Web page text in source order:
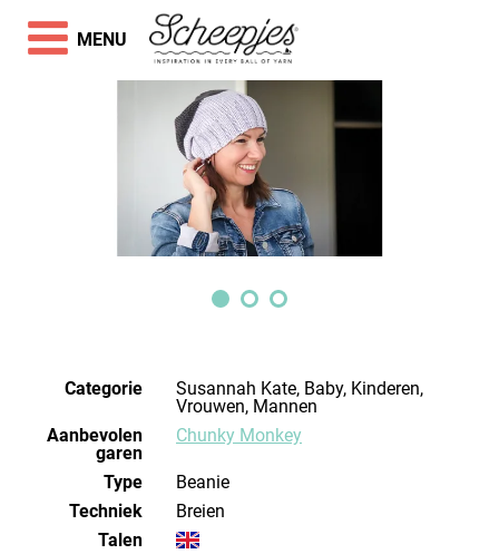
Categorie
Susannah Kate, Baby, Kinderen,
Vrouwen, Mannen
Aanbevolen
garen
Chunky Monkey
Type
Beanie
Techniek
breien
Talen
MENU